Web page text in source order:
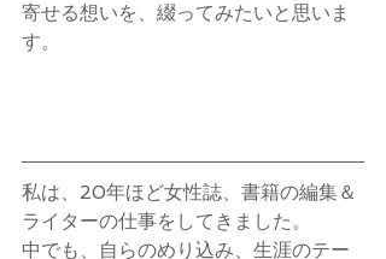
寄せる想いを、綴ってみたいと思いま
す。
私は、20年ほど女性誌、書籍の編集＆
ライターの仕事をしてきました。
中でも、自らのめり込み、生涯のテー